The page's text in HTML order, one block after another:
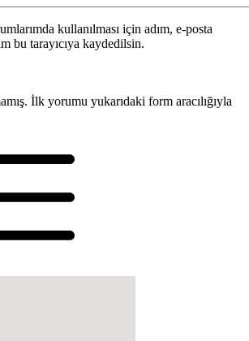
kullanılması için adım, e-posta
bu tarayıcıya kaydedilsin.
İlk yorumu yukarıdaki form aracılığıyla